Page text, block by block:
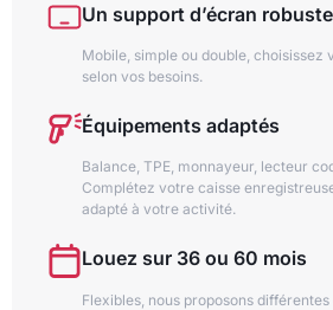
Un support d’écran robuste
Mobile, simple ou double, choisissez
selon vos besoins.
Équipements adaptés
Balance, TPE, monnayeur, lecteur
Complétez votre caisse
adapté à votre activité.
Louez sur 36 ou 60 mois
Flexibles, nous proposons différentes